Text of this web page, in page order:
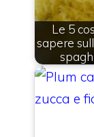
Le 5
sapere